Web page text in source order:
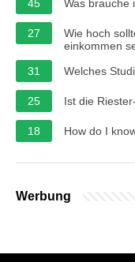
45 Was brauche
27
Wie hoch
einkommen
31
Welches
25 Ist die
18 How do I
Werbung